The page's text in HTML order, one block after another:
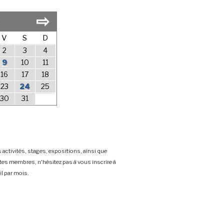
⇨
V S D
2 3
4
9 10
11
16 17
18
23 24
25
30 31
activités, stages, expositions, ainsi que
membres, n'hésitez pas à vous inscrire à
par mois.